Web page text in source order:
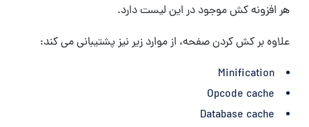
هر افزونه کش موجود در این لیست دارد.
علاوه بر کش کردن صفحه، از موارد زیر نیز پشتیبانی می کند:
Minification
Opcode cache
Database cache